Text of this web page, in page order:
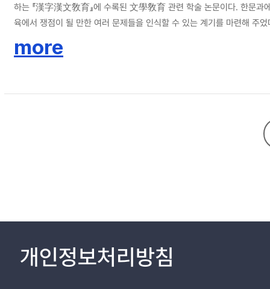
하는 『漢字漢文敎育』에 수록된 文學敎育 관련 학술 논문이다. 한문과
육에서 쟁점이 될 만한 여러 문제들을 인식할 수 있는 계기를 마련해 주
반드시 선결되어야 할 과제를 다섯 가지로 제기하였다. 한문과 문학교육
more
개인정보처리방침